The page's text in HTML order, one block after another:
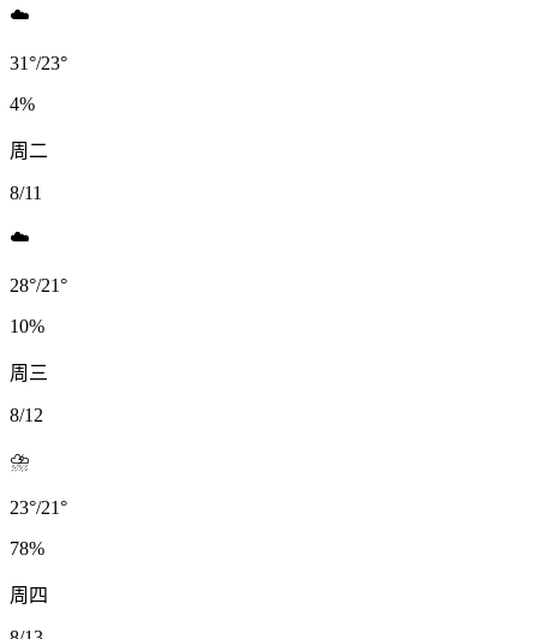
☁️
31°/23°
4%
周二
8/11
☁️
28°/21°
10%
周三
8/12
⛈️
23°/21°
78%
周四